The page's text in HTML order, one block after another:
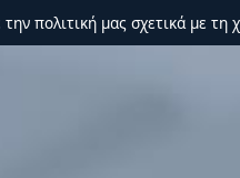
πολιτική μας σχετικά με